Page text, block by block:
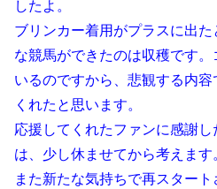
したよ。
ブリンカー着用がプラスに出
な競馬ができたのは収穫です
いるのですから、悲観する内
くれたと思います。
応援してくれたファンに感謝
は、少し休ませてから考えます
また新たな気持ちで再スタート